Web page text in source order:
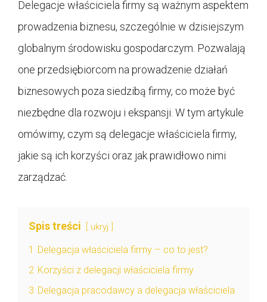
Delegacje właściciela firmy są ważnym aspektem
prowadzenia biznesu, szczególnie w dzisiejszym
globalnym środowisku gospodarczym. Pozwalają
one przedsiębiorcom na prowadzenie działań
biznesowych poza siedzibą firmy, co może być
niezbędne dla rozwoju i ekspansji. W tym artykule
omówimy, czym są delegacje właściciela firmy,
jakie są ich korzyści oraz jak prawidłowo nimi
zarządzać.
Spis treści ukryj
1 Delegacja właściciela firmy – co to jest?
2 Korzyści z delegacji właściciela firmy
3 Delegacja pracodawcy a delegacja właściciela